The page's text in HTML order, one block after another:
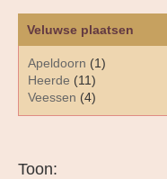
Veluwse plaatsen
Apeldoorn (1)
Heerde (11)
Veessen (4)
Toon: